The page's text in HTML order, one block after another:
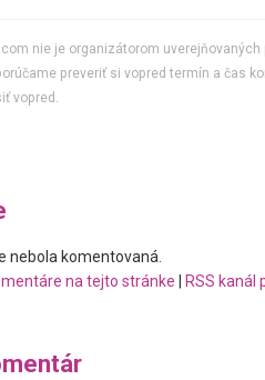
nie je organizátorom
preveriť si vopred termín a čas
vopred.
nebola komentovaná.
na tejto stránke
RSS kanál